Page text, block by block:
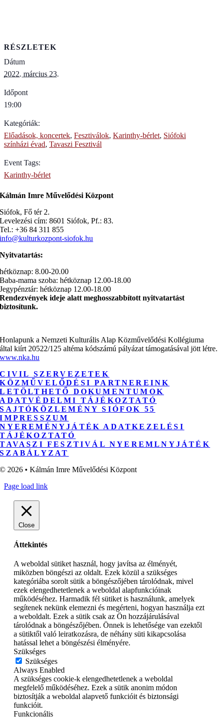
RÉSZLETEK
Dátum
2022. március 23.
Időpont
19:00
Kategóriák:
Előadások, koncertek, Fesztiválok, Karinthy-bérlet, Siófoki
színházi évad, Tavaszi Fesztivál
Event Tags:
Karinthy-bérlet
Kálmán Imre Művelődési Központ
Siófok, Fő tér 2.
Levelezési cím: 8601 Siófok, Pf.: 83.
Tel.: +36 84 311 855
info@kulturkozpont-siofok.hu
Nyitvatartás:
hétköznap: 8.00-20.00
Baba-mama szoba: hétköznap 12.00-18.00
Jegypénztár: hétköznap 12.00-18.00
Rendezvények ideje alatt meghosszabbított nyitvatartást
biztosítunk.
Honlapunk a Nemzeti Kulturális Alap Közművelődési Kollégiuma
által kiírt 20522/125 altéma kódszámú pályázat támogatásával jött létre.
www.nka.hu
CIVIL SZERVEZETEK
KÖZMŰVELŐDÉSI PARTNEREINK
LETÖLTHETŐ DOKUMENTUMOK
ADATVÉDELMI TÁJÉKOZTATÓ
SAJTÓKÖZLEMÉNY SIÓFOK 55
IMPRESSZUM
NYEREMÉNYJÁTÉK ADATKEZELÉSI
TÁJÉKOZTATÓ
TAVASZI FESZTIVÁL NYEREMLNYJÁTÉK
SZABÁLYZAT
© 2026 • Kálmán Imre Művelődési Központ
Page load link
Close
Áttekintés
A weboldal sütiket használ, hogy javítsa az élményét,
miközben böngészi az oldalt. Ezek közül a szükséges
kategóriába sorolt sütik a böngészőjében tárolódnak, mivel
ezek elengedhetetlenek a weboldal alapfunkcióinak
működéséhez. Harmadik fél sütiket is használunk, amelyek
segítenek nekünk elemezni és megérteni, hogyan használja ezt
a weboldalt. Ezek a sütik csak az Ön hozzájárulásával
tárolódnak a böngészőjében. Önnek is lehetősége van ezektől
a sütiktől való leiratkozásra, de néhány süti kikapcsolása
hatással lehet a böngészési élményére.
Szükséges
Szükséges
Always Enabled
A szükséges cookie-k elengedhetetlenek a weboldal
megfelelő működéséhez. Ezek a sütik anonim módon
biztosítják a weboldal alapvető funkcióit és biztonsági
funkcióit.
Funkcionális